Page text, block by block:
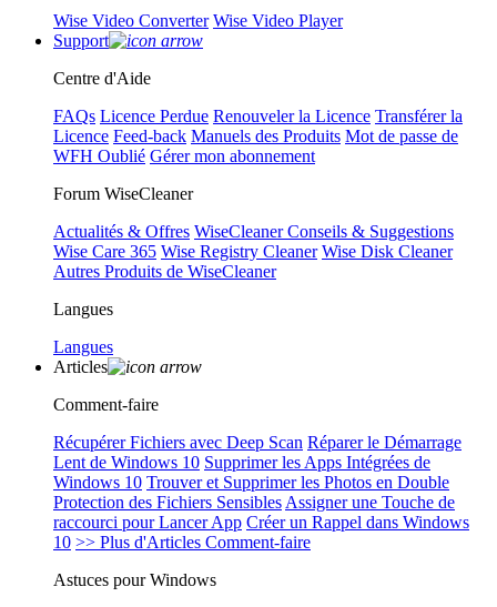
Wise Video Converter Wise Video Player
Support
Centre d'Aide
FAQs Licence Perdue Renouveler la Licence Transférer la
Licence Feed-back Manuels des Produits Mot de passe de
WFH Oublié Gérer mon abonnement
Forum WiseCleaner
Actualités & Offres WiseCleaner Conseils & Suggestions
Wise Care 365 Wise Registry Cleaner Wise Disk Cleaner
Autres Produits de WiseCleaner
Langues
Langues
Articles
Comment-faire
Récupérer Fichiers avec Deep Scan Réparer le Démarrage
Lent de Windows 10 Supprimer les Apps Intégrées de
Windows 10 Trouver et Supprimer les Photos en Double
Protection des Fichiers Sensibles Assigner une Touche de
raccourci pour Lancer App Créer un Rappel dans Windows
10 >> Plus d'Articles Comment-faire
Astuces pour Windows